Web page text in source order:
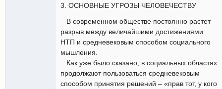
3. ОСНОВНЫЕ УГРОЗЫ ЧЕЛОВЕЧЕСТВУ
В современном обществе постоянно растет
разрыв между величайшими достижениями
НТП и средневековым способом социального
мышления.
Как уже было сказано, в социальных областях
продолжают пользоваться средневековым
способом принятия решений – «прав тот, у кого